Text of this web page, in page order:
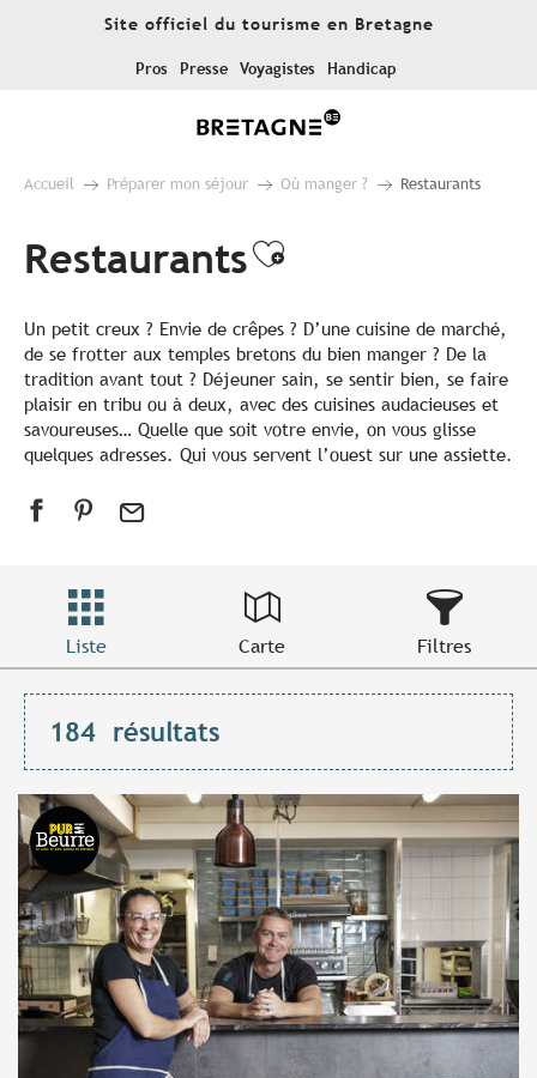
Site officiel du tourisme en Bretagne
Pros Presse Voyagistes Handicap
Accueil Préparer mon séjour Où manger ? Restaurants
RestaurantsAjouter aux
Un petit creux ? Envie de crêpes ? D’une cuisine de marché,
de se frotter aux temples bretons du bien manger ? De la
tradition avant tout ? Déjeuner sain, se sentir bien, se faire
plaisir en tribu ou à deux, avec des cuisines audacieuses et
savoureuses… Quelle que soit votre envie, on vous glisse
quelques adresses. Qui vous servent l’ouest sur une assiette.
Liste Carte Filtres
184 résultats